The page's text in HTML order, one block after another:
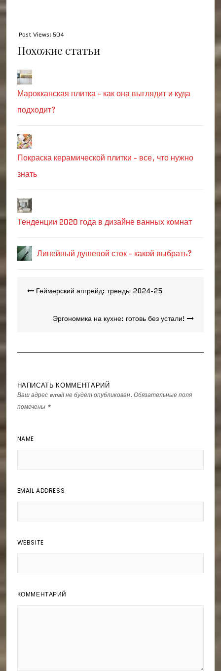
Post Views: 504
Похожие статьи
Марокканская плитка - как она выглядит и куда
подходит?
Покраска керамической плитки - все, что нужно
знать
Тенденции 2020 года в дизайне ванных комнат
Линейный душевой сток - какой выбрать?
Навигация
записям
Геймерский апгрейд: тренды 2024-25
Эргономика на кухне: готовь без устали!
НАПИСАТЬ КОММЕНТАРИЙ
Ваш адрес email не будет опубликован. Обязательные поля
помечены *
NAME
EMAIL ADDRESS
WEBSITE
КОММЕНТАРИЙ